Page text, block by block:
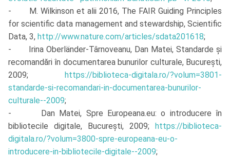
- M. Wilkinson et alii 2016, The FAIR Guiding Principles
for scientific data management and stewardship, Scientific
Data, 3, http://www.nature.com/articles/sdata201618;
- Irina Oberländer-Târnoveanu, Dan Matei, Standarde și
recomandări în documentarea bunurilor culturale, București,
2009; https://biblioteca-digitala.ro/?volum=3801-
standarde-si-recomandari-in-documentarea-bunurilor-
culturale--2009;
- Dan Matei, Spre Europeana.eu: o introducere în
bibliotecile digitale, București, 2009; https://biblioteca-
digitala.ro/?volum=3800-spre-europeana-eu-o-
introducere-in-bibliotecile-digitale--2009;